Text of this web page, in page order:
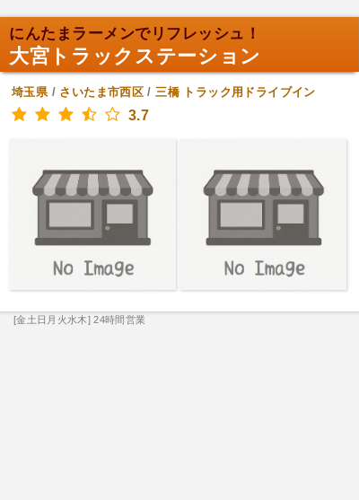
にんたまラーメンでリフレッシュ！
大宮トラックステーション
埼玉県/ さいたま市西区 /三橋 トラック用ドライブイン
3.7
[金土日月火水木] 24時間営業